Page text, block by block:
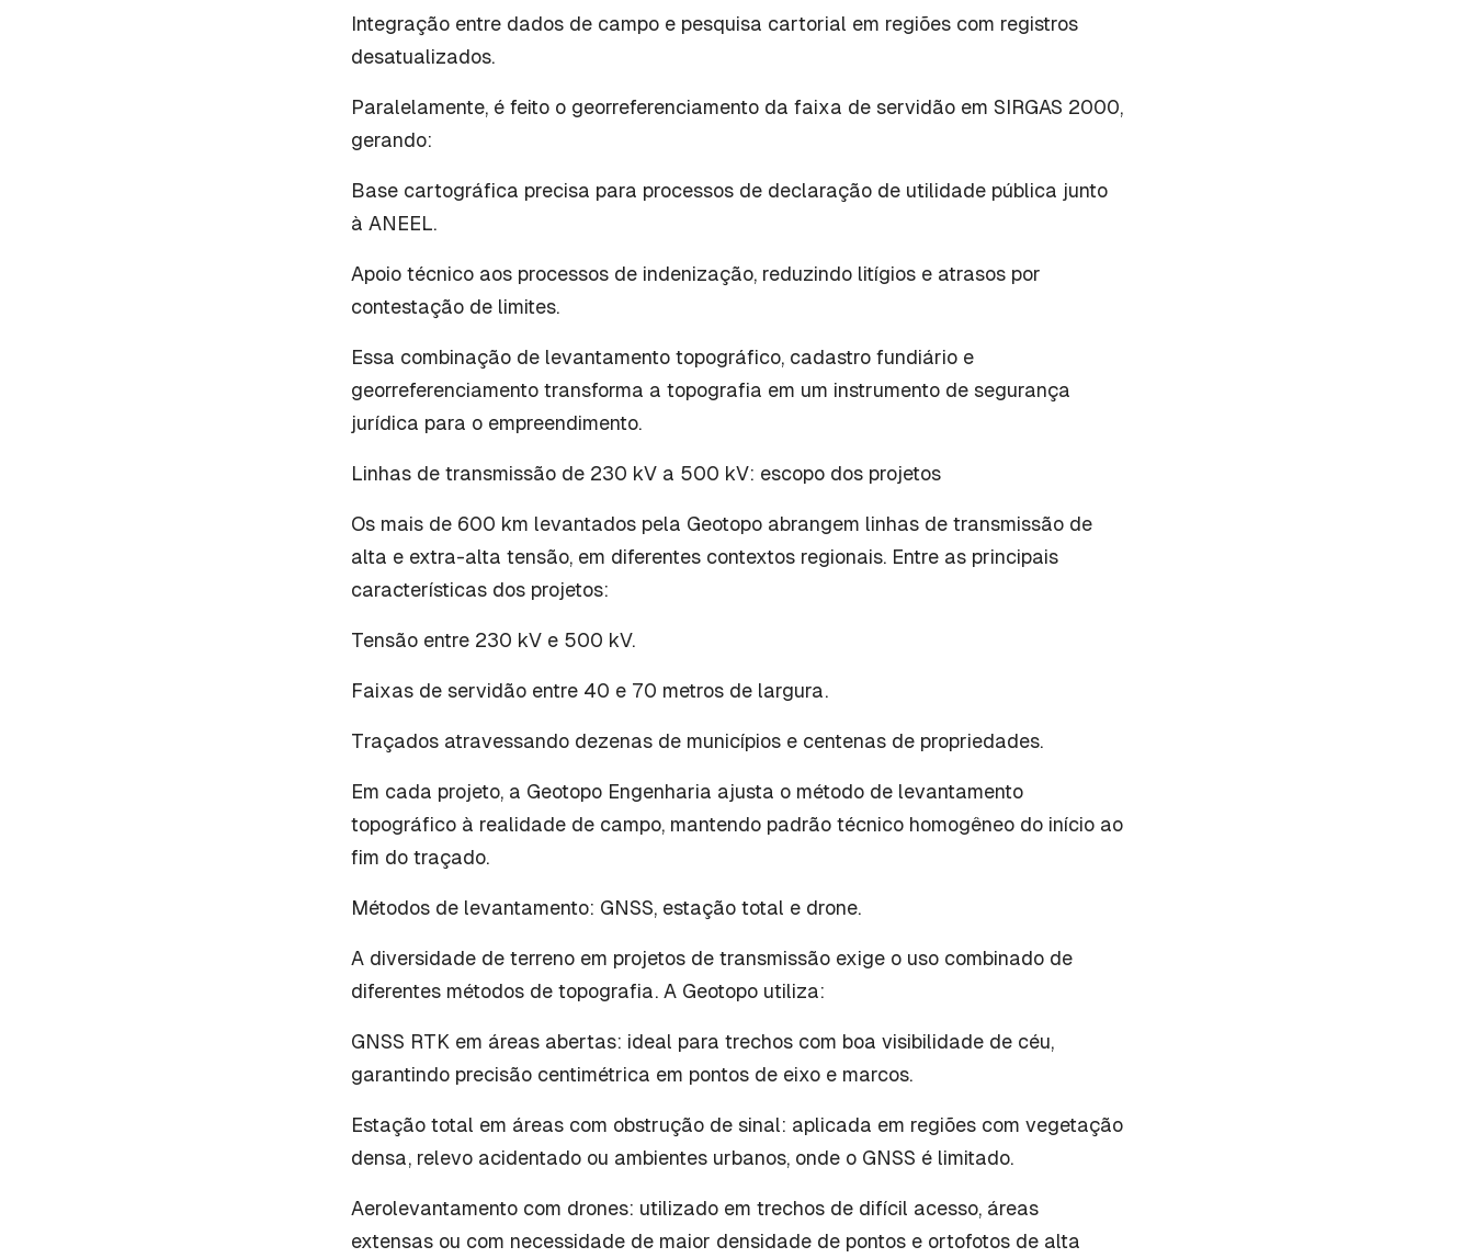
Integração entre dados de campo e pesquisa cartorial em regiões com registros
desatualizados.
Paralelamente, é feito o georreferenciamento da faixa de servidão em SIRGAS 2000,
gerando:
Base cartográfica precisa para processos de declaração de utilidade pública junto
à ANEEL.
Apoio técnico aos processos de indenização, reduzindo litígios e atrasos por
contestação de limites.
Essa combinação de levantamento topográfico, cadastro fundiário e
georreferenciamento transforma a topografia em um instrumento de segurança
jurídica para o empreendimento.
Linhas de transmissão de 230 kV a 500 kV: escopo dos projetos
Os mais de 600 km levantados pela Geotopo abrangem linhas de transmissão de
alta e extra-alta tensão, em diferentes contextos regionais. Entre as principais
características dos projetos:
Tensão entre 230 kV e 500 kV.
Faixas de servidão entre 40 e 70 metros de largura.
Traçados atravessando dezenas de municípios e centenas de propriedades.
Em cada projeto, a Geotopo Engenharia ajusta o método de levantamento
topográfico à realidade de campo, mantendo padrão técnico homogêneo do início ao
fim do traçado.
Métodos de levantamento: GNSS, estação total e drone.
A diversidade de terreno em projetos de transmissão exige o uso combinado de
diferentes métodos de topografia. A Geotopo utiliza:
GNSS RTK em áreas abertas: ideal para trechos com boa visibilidade de céu,
garantindo precisão centimétrica em pontos de eixo e marcos.
Estação total em áreas com obstrução de sinal: aplicada em regiões com vegetação
densa, relevo acidentado ou ambientes urbanos, onde o GNSS é limitado.
Aerolevantamento com drones: utilizado em trechos de difícil acesso, áreas
extensas ou com necessidade de maior densidade de pontos e ortofotos de alta